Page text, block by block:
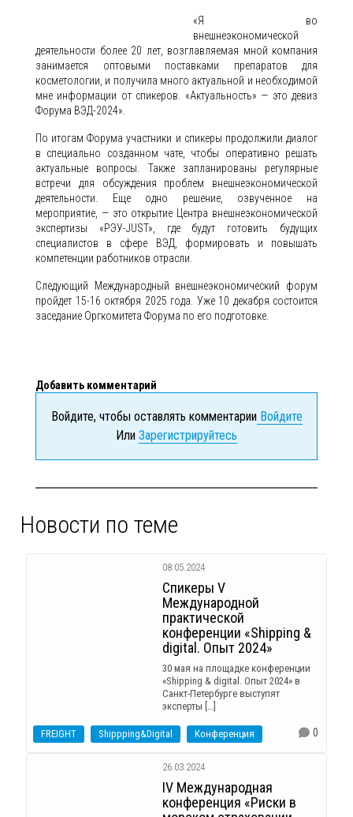
«Я во
внешнеэкономической
деятельности более 20 лет, возглавляемая мной компания
занимается оптовыми поставками препаратов для
косметологии, и получила много актуальной и необходимой
мне информации от спикеров. «Актуальность» — это девиз
Форума ВЭД-2024».
По итогам Форума участники и спикеры продолжили диалог
в специально созданном чате, чтобы оперативно решать
актуальные вопросы. Также запланированы регулярные
встречи для обсуждения проблем внешнеэкономической
деятельности. Еще одно решение, озвученное на
мероприятие, — это открытие Центра внешнеэкономической
экспертизы «РЭУ-JUST», где будут готовить будущих
специалистов в сфере ВЭД, формировать и повышать
компетенции работников отрасли.
Следующий Международный внешнеэкономический форум
пройдет 15-16 октября 2025 года. Уже 10 декабря состоится
заседание Оргкомитета Форума по его подготовке.
Добавить комментарий
Войдите, чтобы оставлять комментарииВойдите
Или Зарегистрируйтесь
Новости по теме
08.05.2024
Спикеры V
Международной
практической
конференции «Shipping &
digital. Опыт 2024»
30 мая на площадке конференции
«Shipping & digital. Опыт 2024» в
Санкт-Петербурге выступят
эксперты […]
FREIGHT Shippping&Digital Конференция 0
26.03.2024
IV Международная
конференция «Риски в